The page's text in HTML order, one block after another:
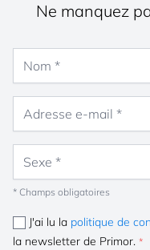
Ne manquez
* Champs obligatoires
J'ai lu la politique de
la newsletter de Primor.